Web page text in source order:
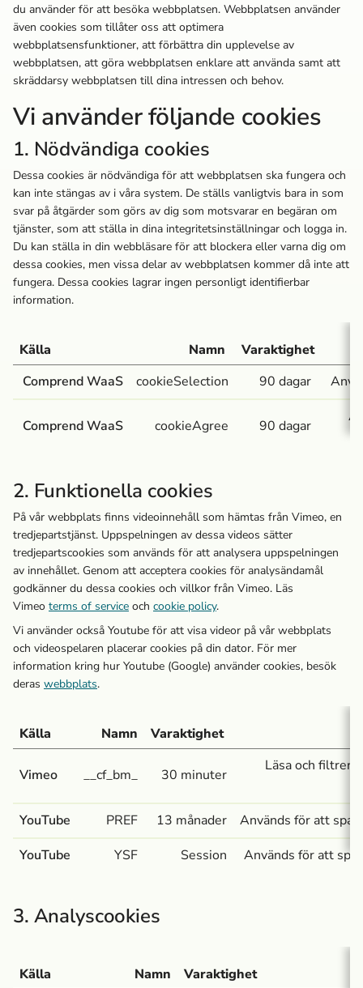
du använder för att besöka webbplatsen. Webbplatsen använder
även cookies som tillåter oss att optimera
webbplatsensfunktioner, att förbättra din upplevelse av
webbplatsen, att göra webbplatsen enklare att använda samt att
skräddarsy webbplatsen till dina intressen och behov.
Vi använder följande cookies
1. Nödvändiga cookies
Dessa cookies är nödvändiga för att webbplatsen ska fungera och
kan inte stängas av i våra system. De ställs vanligtvis bara in som
svar på åtgärder som görs av dig som motsvarar en begäran om
tjänster, som att ställa in dina integritetsinställningar och logga in.
Du kan ställa in din webbläsare för att blockera eller varna dig om
dessa cookies, men vissa delar av webbplatsen kommer då inte att
fungera. Dessa cookies lagrar ingen personligt identifierbar
information.
Källa Namn
Varaktighet
Comprend WaaS
cookieSelection 90 dagar
Comprend WaaS cookieAgree 90 dagar
2. Funktionella cookies
På vår webbplats finns videoinnehåll som hämtas från Vimeo, en
tredjepartstjänst. Uppspelningen av dessa videos sätter
tredjepartscookies som används för att analysera uppspelningen
av innehållet. Genom att acceptera cookies för analysändamål
godkänner du dessa cookies och villkor från Vimeo. Läs
Vimeo terms of service och cookie policy.
Vi använder också Youtube för att visa videor på vår webbplats
och videospelaren placerar cookies på din dator. För mer
information kring hur Youtube (Google) använder cookies, besök
deras webbplats.
Källa Namn Varaktighet
Vimeo __cf_bm_ 30 minuter
Läsa och
YouTube PREF 13 månader
Används för att
YouTube
YSF Session Används för att
3. Analyscookies
Källa Namn
Varaktighet